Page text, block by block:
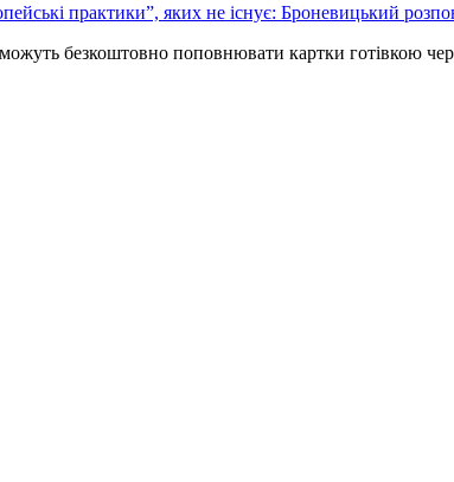
практики”, яких не існує: Броневицький
безкоштовно поповнювати картки готівкою